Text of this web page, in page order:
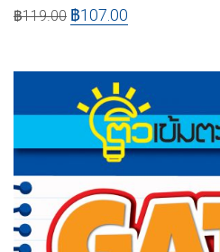
฿119.00 ฿107.00